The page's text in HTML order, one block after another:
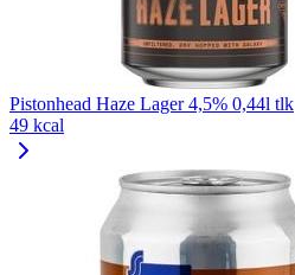
Pistonhead Haze Lager 4,5% 0,44l tlk
49 kcal